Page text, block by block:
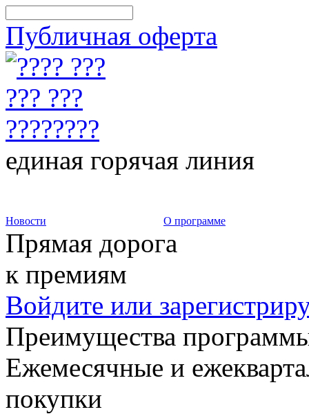
Публичная оферта
единая горячая линия
Новости О программе
Прямая дорога
к премиям
Войдите или
Преимущества
Ежемесячные и
покупки